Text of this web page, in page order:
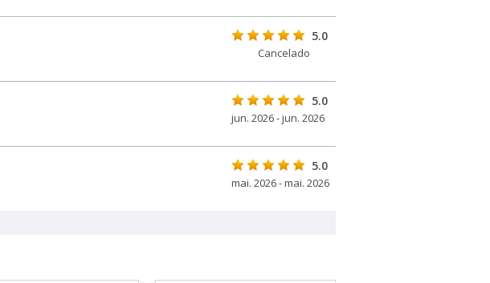
5.0
Cancelado
5.0
jun. 2026 - jun. 2026
5.0
mai. 2026 - mai. 2026